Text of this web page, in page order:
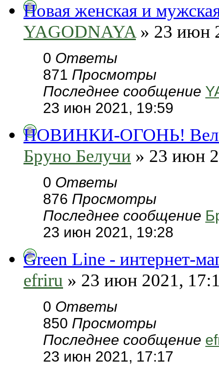
Новая женская и
YAGODNAYA» 23 июн
0 Ответы
871 Просмотры
Последнее сообщение
23 июн 2021, 19:59
НОВИНКИ-ОГОНЬ!
Бруно Белучи » 23 июн
0 Ответы
876 Просмотры
Последнее сообщение
23 июн 2021, 19:28
Green Line - интернет-
efriru » 23 июн 2021,
0 Ответы
850 Просмотры
Последнее сообщение
23 июн 2021, 17:17